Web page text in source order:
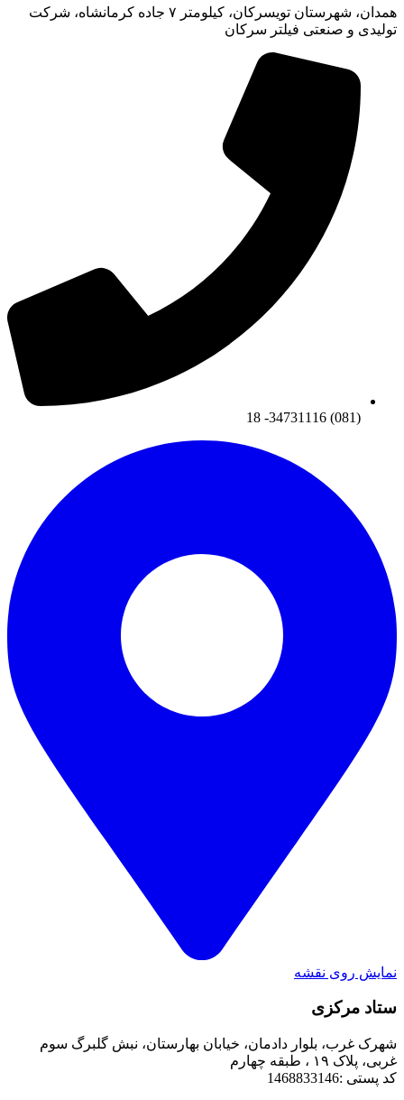
همدان، شهرستان تویسرکان، کیلومتر ۷ جاده کرمانشاه، شرکت
تولیدی و صنعتی فیلتر سرکان
(081) 34731116- 18
نمایش روی نقشه
ستاد مرکزی
شهرک غرب، بلوار دادمان، خیابان بهارستان، نبش گلبرگ سوم
غربی، پلاک ۱۹ ، طبقه چهارم
کد پستی :1468833146